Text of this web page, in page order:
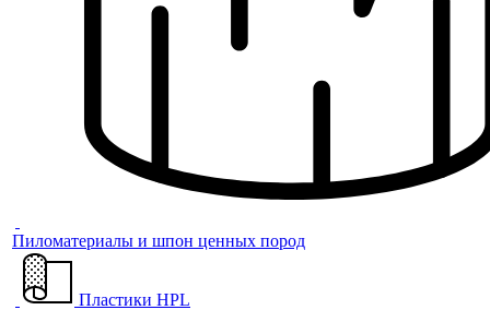
Пиломатериалы и шпон ценных пород
Пластики HPL